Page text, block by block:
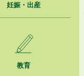
妊娠・出産
教育